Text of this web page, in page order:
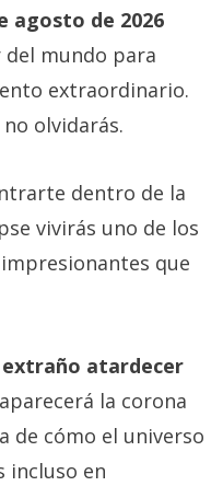
agosto de 2026
del mundo para
extraordinario.
olvidarás.
dentro de la
vivirás uno de los
que
extraño atardecer
la corona
de cómo el universo
incluso en